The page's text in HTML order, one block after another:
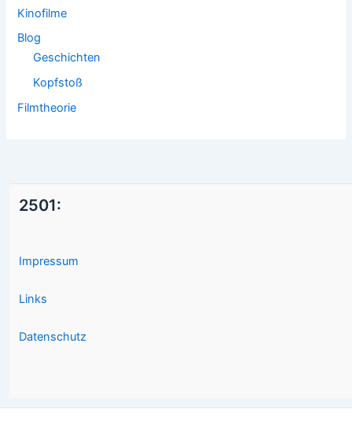
Kinofilme
Blog
Geschichten
Kopfstoß
Filmtheorie
2501:
Impressum
Links
Datenschutz